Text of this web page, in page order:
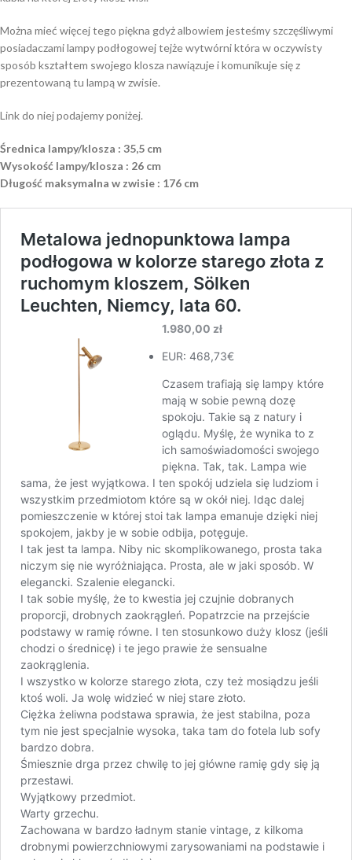
Można mieć więcej tego piękna gdyż albowiem jesteśmy szczęśliwymi
posiadaczami lampy podłogowej tejże wytwórni która w oczywisty
sposób kształtem swojego klosza nawiązuje i komunikuje się z
prezentowaną tu lampą w zwisie.
Link do niej podajemy poniżej.
Średnica lampy/klosza : 35,5 cm
Wysokość lampy/klosza : 26 cm
Długość maksymalna w zwisie : 176 cm